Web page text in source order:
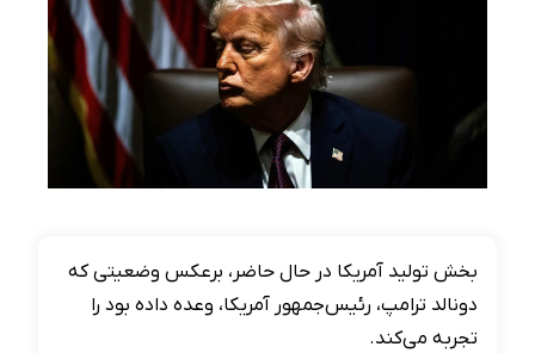
بخش تولید آمریکا در حال حاضر، برعکس وضعیتی که
دونالد ترامپ، رئیس‌جمهور آمریکا، وعده داده بود را
تجربه می‌کند.